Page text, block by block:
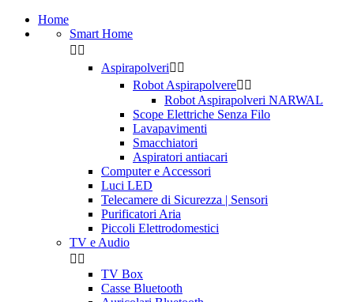
Home
Smart Home
 
Aspirapolveri 
Robot Aspirapolvere 
Robot Aspirapolveri NARWAL
Scope Elettriche Senza Filo
Lavapavimenti
Smacchiatori
Aspiratori antiacari
Computer e Accessori
Luci LED
Telecamere di Sicurezza | Sensori
Purificatori Aria
Piccoli Elettrodomestici
TV e Audio
 
TV Box
Casse Bluetooth